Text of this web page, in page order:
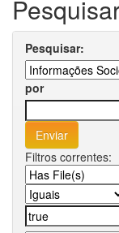
Pesquisar:
por
Filtros correntes: